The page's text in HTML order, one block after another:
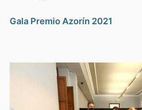
Gala Premio Azorín 2021